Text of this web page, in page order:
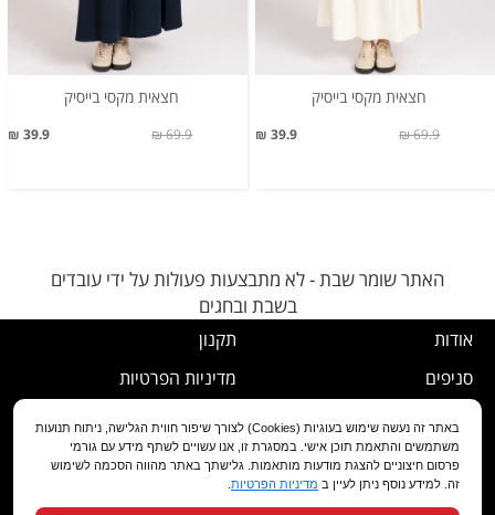
חצאית מקסי בייסיק
39.9 ₪ 69.9 ₪
חצאית מקסי בייסיק
39.9 ₪ 69.9 ₪
האתר שומר שבת - לא מתבצעות פעולות על ידי עובדים
בשבת ובחגים
אודות
סניפים
שירות לקוחות
מועדון לקוחות
תקנון
מדיניות הפרטיות
נוהל ביטול עסקה
מדיניות החלפה/החזרה/ביטול
הצהרת נגישות
באתר זה נעשה שימוש בעוגיות (Cookies) לצורך שיפור חווית הגלישה, ניתוח תנועות
משתמשים והתאמת תוכן אישי. במסגרת זו, אנו עשויים לשתף מידע עם גורמי
פרסום חיצוניים להצגת מודעות מותאמות. גלישתך באתר מהווה הסכמה לשימוש
זה. למידע נוסף ניתן לעיין ב מדיניות הפרטיות